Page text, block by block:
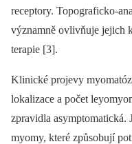
receptory. Topograficko-
významně ovlivňuje jejich
terapie [3].
Klinické projevy
lokalizace a počet
zpravidla
myomy, které způsobují